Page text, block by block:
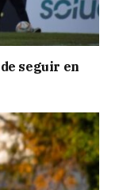
seguir en